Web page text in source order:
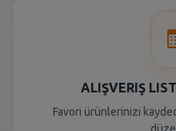
ALIŞVERIŞ
Favori ürünlerinizi